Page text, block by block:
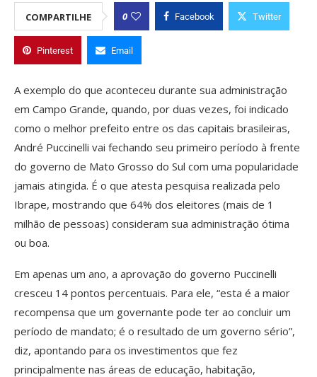
COMPARTILHE 0 Facebook Twitter
Pinterest Email
A exemplo do que aconteceu durante sua administração
em Campo Grande, quando, por duas vezes, foi indicado
como o melhor prefeito entre os das capitais brasileiras,
André Puccinelli vai fechando seu primeiro período à frente
do governo de Mato Grosso do Sul com uma popularidade
jamais atingida. É o que atesta pesquisa realizada pelo
Ibrape, mostrando que 64% dos eleitores (mais de 1
milhão de pessoas) consideram sua administração ótima
ou boa.
Em apenas um ano, a aprovação do governo Puccinelli
cresceu 14 pontos percentuais. Para ele, “esta é a maior
recompensa que um governante pode ter ao concluir um
período de mandato; é o resultado de um governo sério”,
diz, apontando para os investimentos que fez
principalmente nas áreas de educação, habitação,